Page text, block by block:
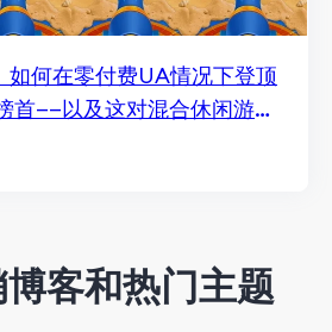
如何在零付费UA情况下登顶
首——以及这对混合休闲游戏
客和热门主题